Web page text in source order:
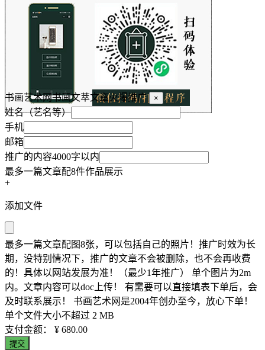
书画艺术网书画文萃文章火爆推广 ×
姓名（艺名等）
手机
邮箱
推广的内容4000字以内
最多一篇文章配8件作品展示
+
添加文件
最多一篇文章配图8张，可以包括自己的照片！推广时效为长
期，没特别情况下，推广的文章不会被删除，也不会再收费
的！具体以网站发展为准！（最少1年推广） 单个图片为2m
内。文章内容可以doc上传！ 有需要可以直接填表下单后，会
及时联系展示！ 书画艺术网是2004年创办至今，放心下单！
单个文件大小不超过 2 MB
支付金额：
¥ 680.00
提交